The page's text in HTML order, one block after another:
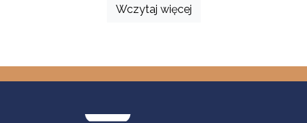
Wczytaj więcej